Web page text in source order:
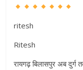
ritesh
Ritesh
रायगढ़ बिलासपुर अब